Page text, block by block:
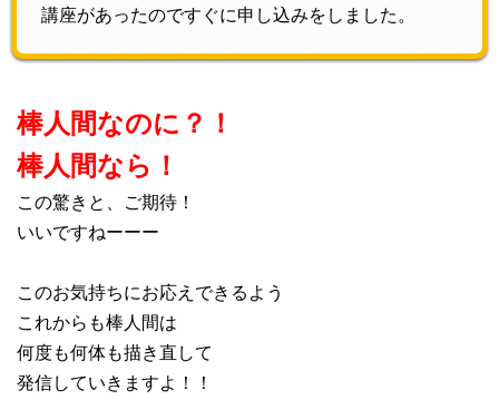
講座があったのですぐに申し込みをしました。
棒人間なのに？！
棒人間なら！
この驚きと、ご期待！
いいですねーーー
このお気持ちにお応えできるよう
これからも棒人間は
何度も何体も描き直して
発信していきますよ！！